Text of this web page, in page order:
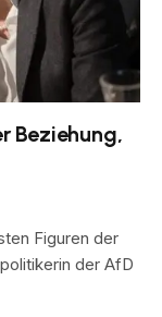
Beziehung,
Figuren der
der AfD